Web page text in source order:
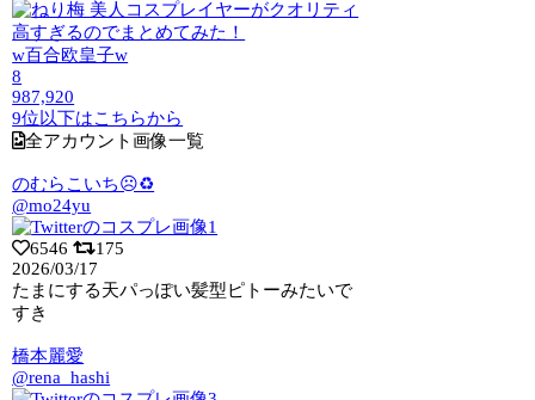
w百合欧皇子w
8
987,920
9位以下はこちらから
全アカウント画像一覧
のむらこいち☹️♻️
@mo24yu
6546
175
2026/03/17
たまにする天パっぽい髪型ピトーみたいで
すき
橋本麗愛
@rena_hashi